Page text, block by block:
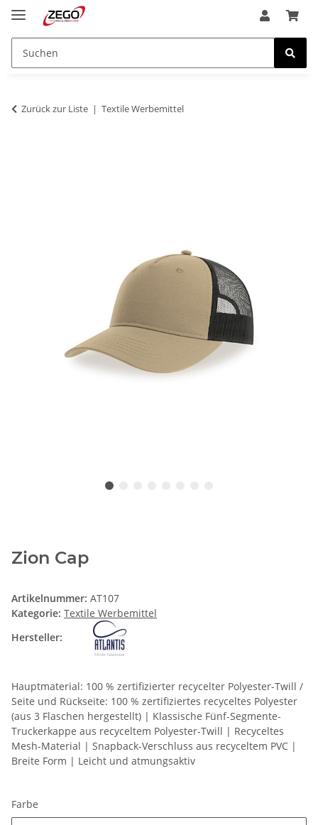
Zurück zur Liste Textile Werbemittel
Zion Cap
Artikelnummer: AT107
Kategorie: Textile Werbemittel
Hersteller:
Hauptmaterial: 100 % zertifizierter recycelter Polyester-Twill /
Seite und Rückseite: 100 % zertifiziertes recyceltes Polyester
(aus 3 Flaschen hergestellt) | Klassische Fünf-Segmente-
Truckerkappe aus recyceltem Polyester-Twill | Recyceltes
Mesh-Material | Snapback-Verschluss aus recyceltem PVC |
Breite Form | Leicht und atmungsaktiv
Farbe